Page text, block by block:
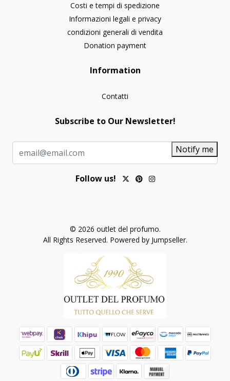
Costi e tempi di spedizione
Informazioni legali e privacy
condizioni generali di vendita
Donation payment
Information
Contatti
Subscribe to Our Newsletter!
Notify me
Follow us!
© 2026 outlet del profumo.
All Rights Reserved. Powered by Jumpseller.